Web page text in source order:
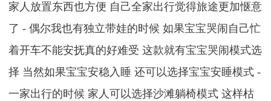
家人放置东西也方便 自己全家出行觉得旅途更加惬意
了 - 偶尔我也有独立带娃的时候 如果宝宝哭闹自己忙
着开车不能安抚真的好难受 这款就有宝宝哭闹模式选
择 当然如果宝宝安稳入睡 还可以选择宝宝安睡模式 -
一家出行的时候 家人可以选择沙滩躺椅模式 这样枯